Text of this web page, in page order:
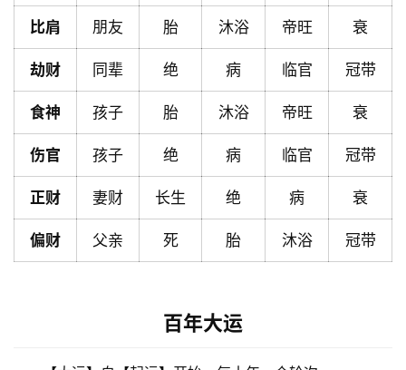
黄
历
卜
命
理
登录 注册
比肩 朋友 胎 沐浴 帝旺 衰
劫财 同辈 绝 病 临官 冠带
食神 孩子 胎 沐浴 帝旺 衰
伤官 孩子 绝 病 临官 冠带
正财 妻财 长生 绝 病 衰
偏财 父亲 死 胎 沐浴 冠带
百年大运